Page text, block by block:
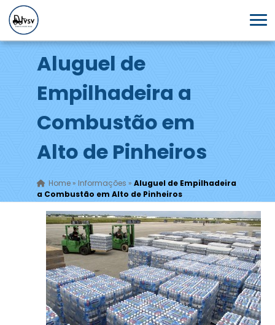
Aluguel de
Empilhadeira a
Combustão em
Alto de Pinheiros
Home» Informações » Aluguel de Empilhadeira
a Combustão em Alto de Pinheiros